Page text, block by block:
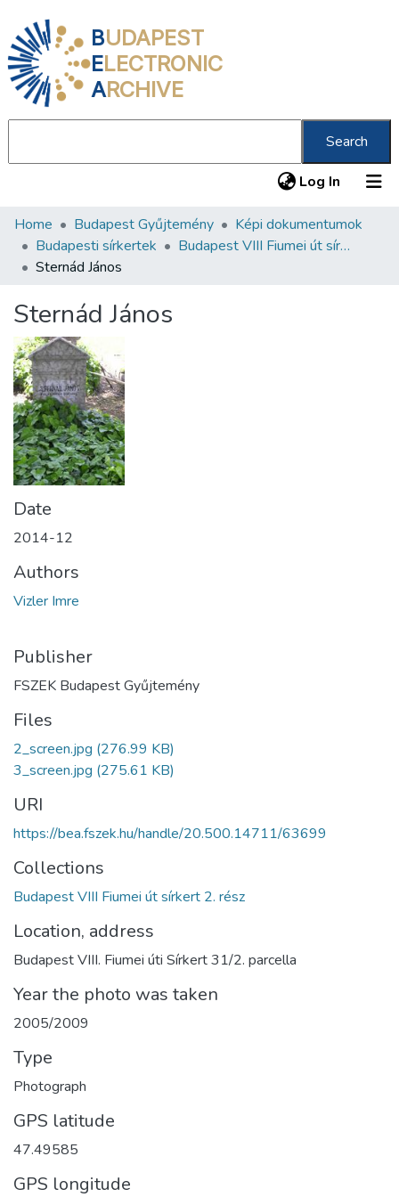
BUDAPEST
ELECTRONIC
ARCHIVE
Search
Log In (current)
Communities & Collections
All of DSpace
About us
Home Budapest Gyűjtemény
Képi dokumentumok
Budapesti sírkertek
Budapest VIII Fiumei út sírkert 2. rész
Sternád János
Sternád János
Date
2014-12
Authors
Vizler Imre
Publisher
FSZEK Budapest Gyűjtemény
Files
2_screen.jpg (276.99 KB)
3_screen.jpg (275.61 KB)
URI
https://bea.fszek.hu/handle/20.500.14711/63699
Collections
Budapest VIII Fiumei út sírkert 2. rész
Location, address
Budapest VIII. Fiumei úti Sírkert 31/2. parcella
Year the photo was taken
2005/2009
Type
Photograph
GPS latitude
47.49585
GPS longitude